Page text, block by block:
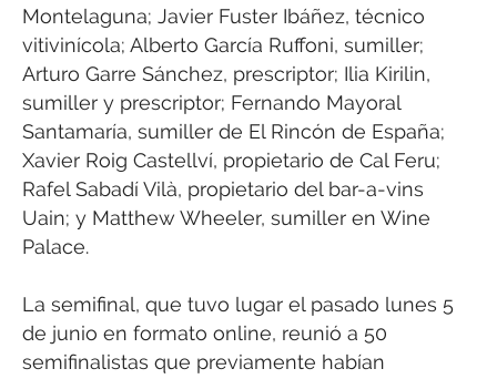
Montelaguna; Javier Fuster Ibáñez, técnico
vitivinícola; Alberto García Ruffoni, sumiller;
Arturo Garre Sánchez, prescriptor; Ilia Kirilin,
sumiller y prescriptor; Fernando Mayoral
Santamaría, sumiller de El Rincón de España;
Xavier Roig Castellví, propietario de Cal Feru;
Rafel Sabadí Vilà, propietario del bar-a-vins
Uain; y Matthew Wheeler, sumiller en Wine
Palace.
La semifinal, que tuvo lugar el pasado lunes 5
de junio en formato online, reunió a 50
semifinalistas que previamente habían